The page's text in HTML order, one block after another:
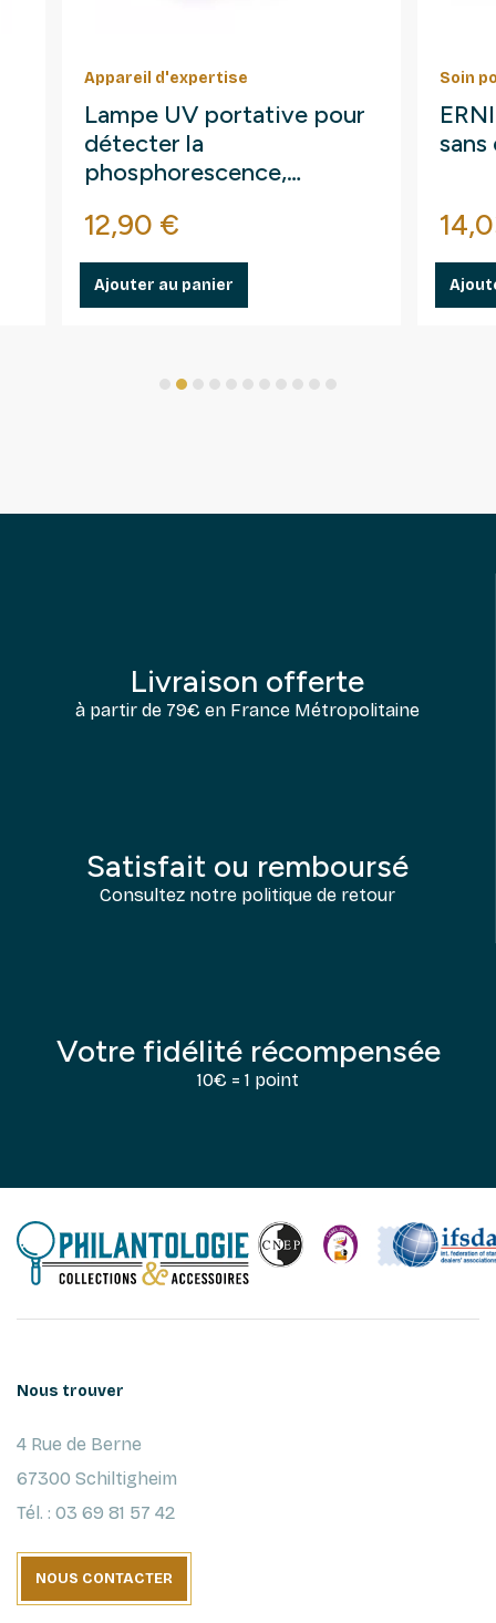
Appareil d'expertise
Lampe UV portative pour
détecter la
phosphorescence,
Prix
12,90 €
Ajouter au panier
Soin
sans
Prix
Livraison offerte
à partir de 79€ en France Métropolitaine
Satisfait ou remboursé
Consultez notre politique de retour
Votre fidélité récompensée
10€ = 1 point
Nous trouver
4 Rue de Berne
67300 Schiltigheim
Tél. : 03 69 81 57 42
NOUS CONTACTER